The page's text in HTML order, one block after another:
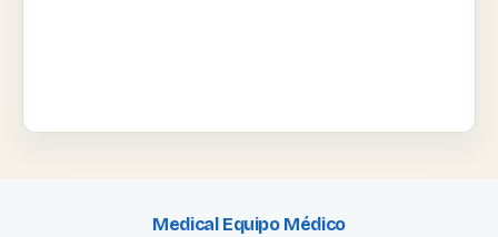
Medical Equipo Médico